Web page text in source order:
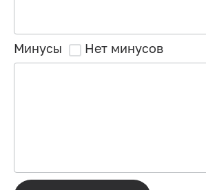
Минусы Нет минусов